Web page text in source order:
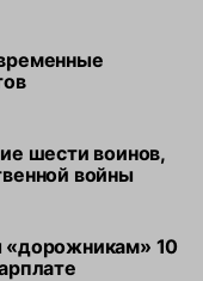
шести воинов,
войны
«дорожникам» 10